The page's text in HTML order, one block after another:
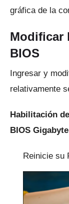
gráfica de la
Modificar
BIOS
Ingresar y
relativamente
Habilitación
BIOS Gigabyte
Reinicie su